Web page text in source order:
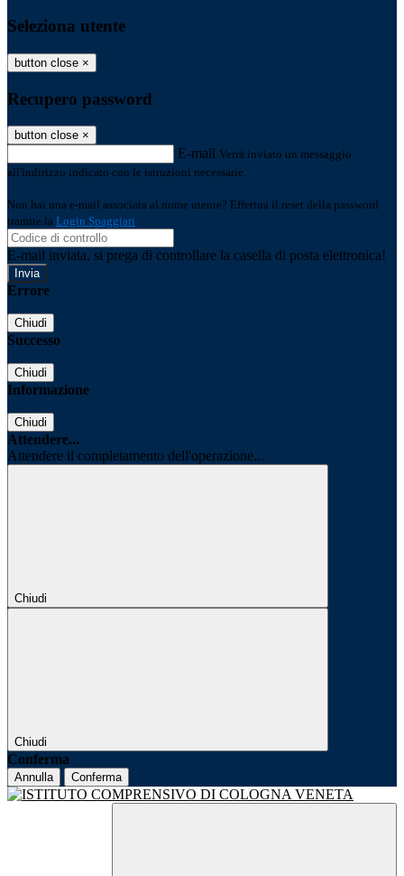
Seleziona utente
button close ×
Recupero password
button close ×
E-mail Verrà inviato un messaggio
all'indirizzo indicato con le istruzioni necessarie.
Non hai una e-mail associata al nome utente? Effettua il reset della password
tramite la Login Spaggiari
E-mail inviata, si prega di controllare la casella di posta elettronica!
Errore
Chiudi
Successo
Chiudi
Informazione
Chiudi
Attendere...
Attendere il completamento dell'operazione...
Chiudi
Chiudi
Conferma
Annulla Conferma